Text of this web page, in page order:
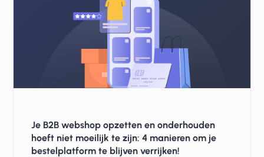
Je B2B webshop opzetten en onderhouden
hoeft niet moeilijk te zijn: 4 manieren om je
bestelplatform te blijven verrijken!